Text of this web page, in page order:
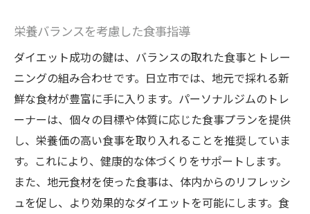
栄養バランスを考慮した食事指導
ダイエット成功の鍵は、バランスの取れた食事とトレー
ニングの組み合わせです。日立市では、地元で採れる新
鮮な食材が豊富に手に入ります。パーソナルジムのトレ
ーナーは、個々の目標や体質に応じた食事プランを提供
し、栄養価の高い食事を取り入れることを推奨していま
す。これにより、健康的な体づくりをサポートします。
また、地元食材を使った食事は、体内からのリフレッシ
ュを促し、より効果的なダイエットを可能にします。食